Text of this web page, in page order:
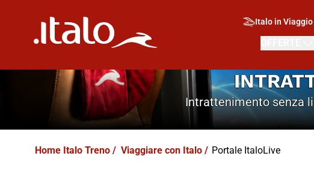
Italo in Viaggio
Intrattenimento senza
Home Italo Treno / Viaggiare con Italo / Portale ItaloLive